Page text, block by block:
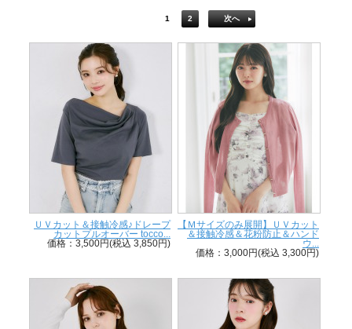
1 2 次へ
ＵＶカット＆接触冷感♪ドレープ
カットプルオーバー tocco...
価格：3,500円(税込 3,850円)
【Ｍサイズのみ展開】ＵＶカット
＆接触冷感＆花粉防止＆ハンド
ウ...
価格：3,000円(税込 3,300円)